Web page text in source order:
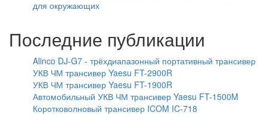
для окружающих
Последние публикации
Alinco DJ-G7 - трёхдиапазонный портативный трансивер
УКВ ЧМ трансивер Yaesu FT-2900R
УКВ ЧМ трансивер Yaesu FT-1900R
Автомобильный УКВ ЧМ трансивер Yaesu FT-1500M
Коротковолновый трансивер ICOM IC-718